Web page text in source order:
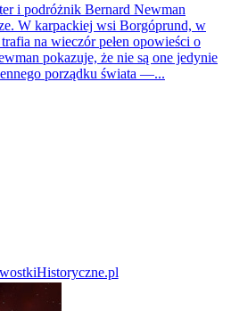
i podróżnik Bernard Newman
W karpackiej wsi Borgóprund, w
na wieczór pełen opowieści o
pokazuje, że nie są one jedynie
porządku świata —...